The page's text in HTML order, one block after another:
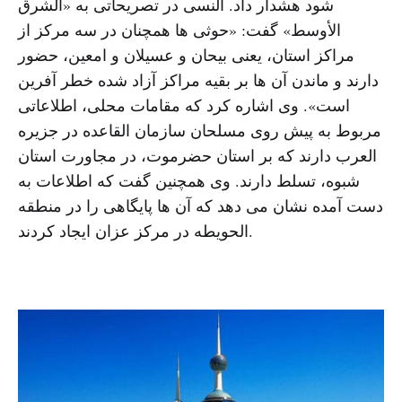
الأوسط» گفت: «حوثی ها همچنان در سه مرکز از
مراکز استان، یعنی بیحان و عسیلان و امعین، حضور
دارند و ماندن آن ها بر بقیه مراکز آزاد شده خطر آفرین
است». وی اشاره کرد که مقامات محلی، اطلاعاتی
مربوط به پیش روی مسلحان سازمان القاعده در جزیره
العرب دارند که بر استان حضرموت، در مجاورت استان
شبوه، تسلط دارند. وی همچنین گفت که اطلاعات به
دست آمده نشان می دهد که آن ها پایگاهی را در منطقه
الحویطه در مرکز عزان ایجاد کردند.